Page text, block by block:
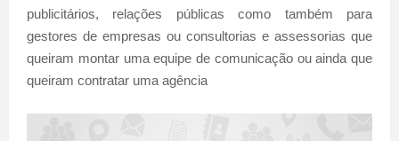
publicitários, relações públicas como também para
gestores de empresas ou consultorias e assessorias que
queiram montar uma equipe de comunicação ou ainda que
queiram contratar uma agência